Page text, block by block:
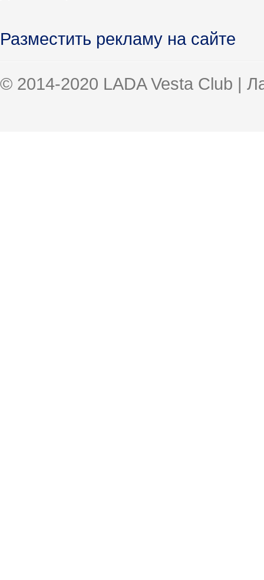
Разместить рекламу на сайте
© 2014-2020 LADA Vesta Club |